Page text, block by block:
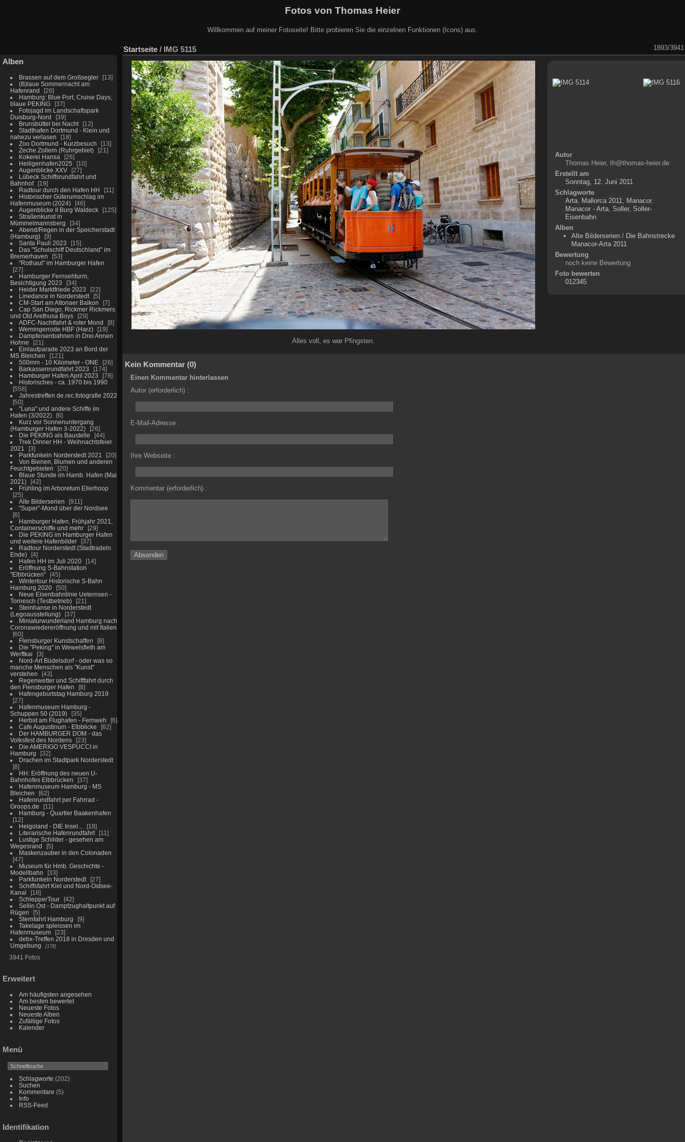
Fotos von Thomas Heier
Willkommen auf meiner Fotoseite! Bitte probieren Sie die einzelnen Funktionen (Icons) aus.
Alben
Brassen auf dem Großsegler
13
(B)laue Sommernacht am
Hafenrand
26
Hamburg: Blue Port, Cruise Days,
blaue PEKING
37
Fotojagd im Landschaftspark
Duisburg-Nord
39
Brunsbüttel bei Nacht
12
Stadthafen Dortmund - Klein und
nahezu verlasen
18
Zoo Dortmund - Kurzbesuch
13
Zeche Zollern (Ruhrgebiet)
21
Kokerei Hansa
26
Heiligenhafen2025
10
Augenblicke XXV
27
Lübeck Schiffsrundfahrt und
Bahnhof
19
Radtour durch den Hafen HH
11
Historischer Güterumschlag im
Hafenmuseum (2024)
46
Augenblicke II Burg Waldeck
125
Straßenkunst in
Mümmelmannsberg
34
Abend/Regen in der Speicherstadt
(Hamburg)
9
Santa Pauli 2023
15
Das "Schulschiff Deutschland" im
Bremerhaven
53
"Rothaut" im Hamburger Hafen
27
Hamburger Fernsehturm,
Besichtigung 2023
34
Heider Marktfriede 2023
22
Linedance in Norderstedt
5
CM-Start am Altonaer Balkon
7
Cap San Diego, Rickmer Rickmers
und Old Arethusa Boys
29
ADFC-Nachtfahrt & roter Mond
8
Werningerrode HBF (Harz)
19
Dampfeisenbahnen in Drei Annen
Hohne
21
Einlaufparade 2023 an Bord der
MS Bleichen
121
500mm - 10 Kilometer - ONE
26
Barkassenrundfahrt 2023
174
Hamburger Hafen April 2023
78
Historisches - ca. 1970 bis 1990
558
Jahrestreffen de.rec.fotografie 2022
50
"Luna" und andere Schiffe im
Hafen (3/2022)
6
Kurz vor Sonnenuntergang
(Hamburger Hafen 3-2022)
26
Die PEKING als Baustelle
44
Trek Dinner HH - Weihnachtsfeier
2021
3
Parkfunkeln Norderstedt 2021
20
Von Bienen, Blumen und anderen
Feuchtgebieten
20
Blaue Stunde im Hamb. Hafen (Mai
2021)
42
Frühling im Arboretum Ellerhoop
25
Alte Bilderserien
911
"Super"-Mond über der Nordsee
6
Hamburger Hafen, Frühjahr 2021,
Containerschiffe und mehr
29
Die PEKING im Hamburger Hafen
und weitere Hafenbilder
37
Radtour Norderstedt (Stadtradeln
Ende)
4
Hafen HH im Juli 2020
14
Eröffnung S-Bahnstation
"Elbbrücken"
45
Wintertour Historische S-Bahn
Hamburg 2020
50
Neue Eisenbahnlinie Ueternsen -
Tornesch (Testbetrieb)
21
Steinhanse in Norderstedt
(Legoausstellung)
37
Miniaturwunderland Hamburg nach
Coronawiedereröffnung und mit Italien
60
Flensburger Kunstschaffen
8
Die "Peking" in Wewelsfleth am
Werftkai
3
Nord-Art Büdelsdorf - oder was so
manche Menschen als "Kunst"
verstehen
43
Regenwetter und Schifffahrt durch
den Flensburger Hafen
8
Hafengeburtstag Hamburg 2019
27
Hafenmuseum Hamburg -
Schuppen 50 (2019)
35
Herbst am Flughafen - Fernweh
6
Cafe Augustinum - Elbblicke
82
Der HAMBURGER DOM - das
Volksfest des Nordens
23
Die AMERIGO VESPUCCI in
Hamburg
32
Drachen im Stadtpark Norderstedt
8
HH: Eröffnung des neuen U-
Bahnhofes Elbbrücken
37
Hafenmuseum Hamburg - MS
Bleichen
62
Hafenrundfahrt per Fahrrad -
Groops.de
11
Hamburg - Quartier Baakenhafen
12
Helgoland - DIE Insel...
18
Literarische Hafenrundfahrt
11
Lustige Schilder - gesehen am
Wegesrand
5
Maskenzauber in den Colonaden
47
Museum für Hmb. Geschichte -
Modellbahn
33
Parkfunkeln Norderstedt
27
Schiffsfahrt Kiel und Nord-Ostsee-
Kanal
18
SchlepperTour
42
Sellin Ost - Dampfzughaltpunkt auf
Rügen
5
Sternfahrt Hamburg
9
Takelage spleissen im
Hafenmuseum
23
debx-Treffen 2018 in Dresden und
Umgebung
178
3941 Fotos
Erweitert
Am häufigsten angesehen
Am besten bewertet
Neueste Fotos
Neueste Alben
Zufällige Fotos
Kalender
Menü
Schlagworte (202)
Suchen
Kommentare (5)
Info
RSS-Feed
Identifikation
Startseite / IMG 5115 1893/3941
Alles voll, es war Pfingsten.
Autor
Thomas Heier, th@thomas-heier.de
Erstellt am
Sonntag, 12. Juni 2011
Schlagworte
Arta, Mallorca 2011 Manacor,
Manacor - Arta, Soller, Soller-
Eisenbahn
Alben
Alte Bilderserien / Die Bahnstrecke
Manacor-Arta 2011
Bewertung
noch keine Bewertung
Foto bewerten
Kein Kommentar (0)
Einen Kommentar hinterlassen
Autor (erforderlich) :
E-Mail-Adresse :
Ihre Webseite :
Kommentar (erforderlich) :